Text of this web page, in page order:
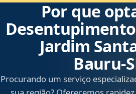
Por que
Jardim
Procurando um serviço